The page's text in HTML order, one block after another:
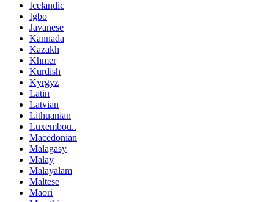
Icelandic
Igbo
Javanese
Kannada
Kazakh
Khmer
Kurdish
Kyrgyz
Latin
Latvian
Lithuanian
Luxembou..
Macedonian
Malagasy
Malay
Malayalam
Maltese
Maori